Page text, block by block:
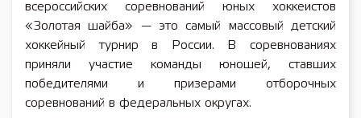
всероссийских соревнований юных хоккеистов
«Золотая шайба» — это самый массовый детский
хоккейный турнир в России. В соревнованиях
приняли участие команды юношей, ставших
победителями и призерами отборочных
соревнований в федеральных округах.